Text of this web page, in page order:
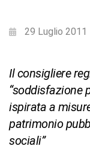
29 Luglio 2011
Il consigliere
“soddisfazione
ispirata a
patrimonio
sociali”